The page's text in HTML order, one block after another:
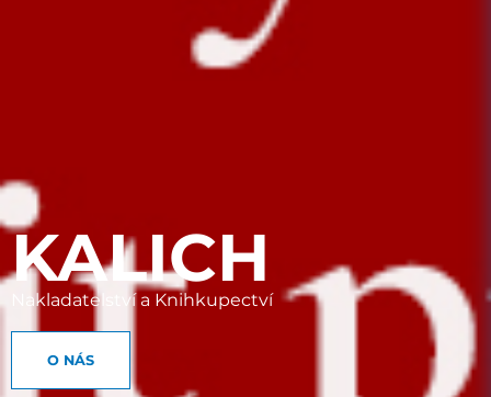
KALICH
Nakladatelství a Knihkupectví
O NÁS